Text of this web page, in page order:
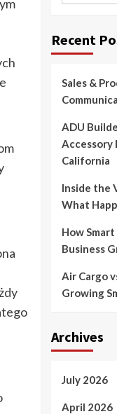
Recent
Sales &
ADU
Accessory
California
Inside the
What
How
Business
Air Cargo
Growing
Archives
July 2026
April 2026